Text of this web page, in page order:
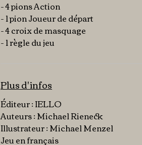
- 4 pions Action
- 1 pion Joueur de départ
- 4 croix de masquage
- 1 règle du jeu
Plus d'infos
Éditeur : IELLO
Auteurs : Michael Rieneck
Illustrateur : Michael Menzel
Jeu en français